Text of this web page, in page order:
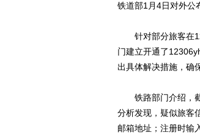
铁道部1月4日对外公
针对部分旅客在
门建立开通了
出具体解决措施，确
铁路部门介绍，截
分析发现，疑似旅客
邮箱地址；注册时输